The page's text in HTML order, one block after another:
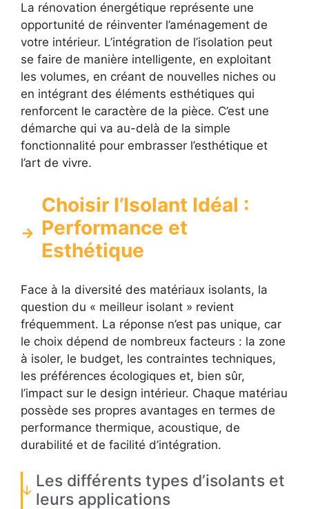
La rénovation énergétique représente une
opportunité de réinventer l’aménagement de
votre intérieur. L’intégration de l’isolation peut
se faire de manière intelligente, en exploitant
les volumes, en créant de nouvelles niches ou
en intégrant des éléments esthétiques qui
renforcent le caractère de la pièce. C’est une
démarche qui va au-delà de la simple
fonctionnalité pour embrasser l’esthétique et
l’art de vivre.
Choisir l’Isolant Idéal :
Performance et
Esthétique
Face à la diversité des matériaux isolants, la
question du « meilleur isolant » revient
fréquemment. La réponse n’est pas unique, car
le choix dépend de nombreux facteurs : la zone
à isoler, le budget, les contraintes techniques,
les préférences écologiques et, bien sûr,
l’impact sur le design intérieur. Chaque matériau
possède ses propres avantages en termes de
performance thermique, acoustique, de
durabilité et de facilité d’intégration.
Les différents types d’isolants et
leurs applications